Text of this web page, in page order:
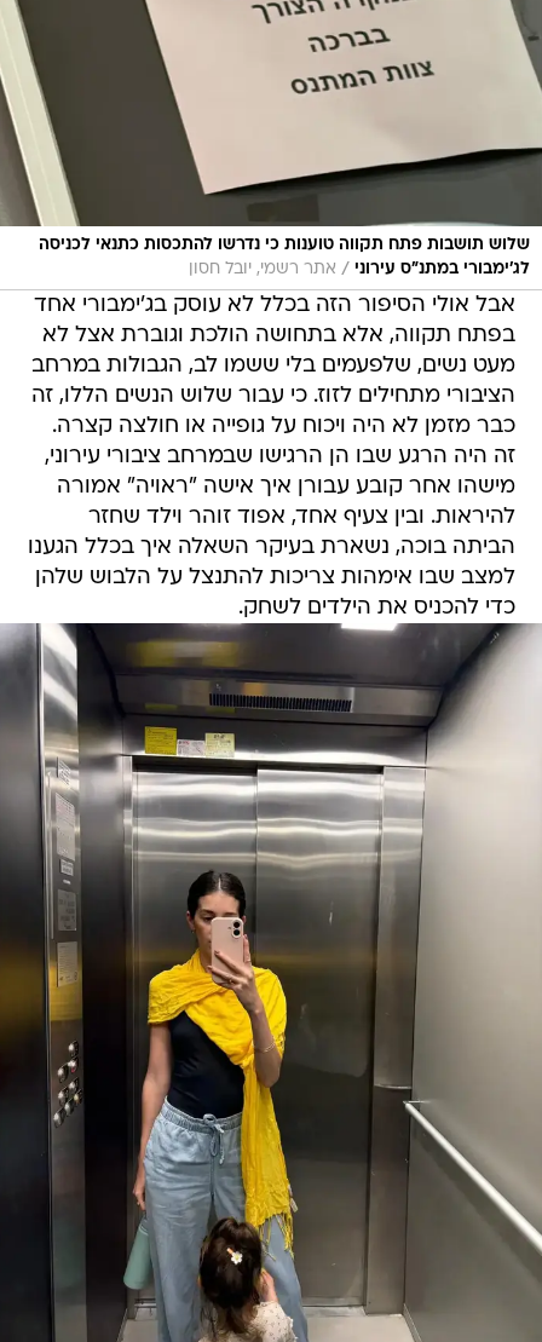
שלוש תושבות פתח תקווה טוענות כי נדרשו להתכסות כתנאי לכניסה
לג׳ימבורי במתנ״ס עירוני / אתר רשמי, יובל חסון
אבל אולי הסיפור הזה בכלל לא עוסק בג'ימבורי אחד
בפתח תקווה, אלא בתחושה הולכת וגוברת אצל לא
מעט נשים, שלפעמים בלי ששמו לב, הגבולות במרחב
הציבורי מתחילים לזוז. כי עבור שלוש הנשים הללו, זה
כבר מזמן לא היה ויכוח על גופייה או חולצה קצרה.
זה היה הרגע שבו הן הרגישו שבמרחב ציבורי עירוני,
מישהו אחר קובע עבורן איך אישה "ראויה" אמורה
להיראות. ובין צעיף אחד, אפוד זוהר וילד שחזר
הביתה בוכה, נשארת בעיקר השאלה איך בכלל הגענו
למצב שבו אימהות צריכות להתנצל על הלבוש שלהן
כדי להכניס את הילדים לשחק.